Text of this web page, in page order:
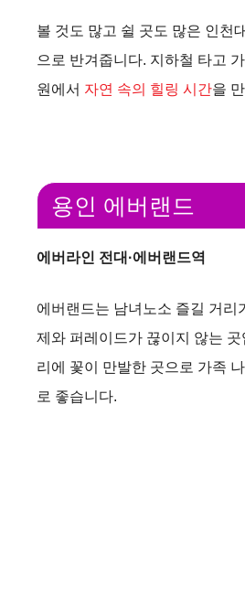
볼 것도 많고 쉴 곳도 많은 인천
으로 반겨줍니다. 지하철 타고
원에서 자연 속의 힐링 시간을
용인 에버랜드
에버라인 전대·에버랜드역
에버랜드는 남녀노소 즐길 거리
제와 퍼레이드가 끊이지 않는 곳
리에 꽃이 만발한 곳으로 가족
로 좋습니다.